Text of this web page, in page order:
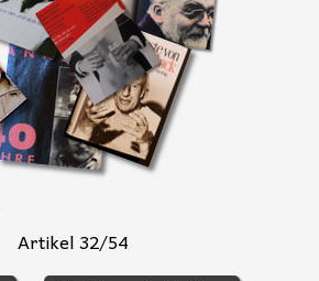
Artikel 32/54